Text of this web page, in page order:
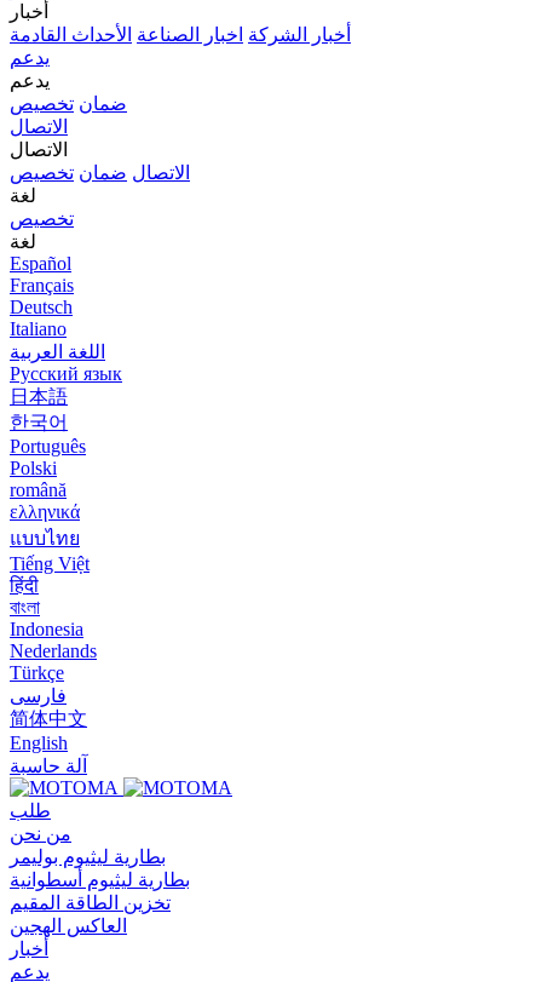
أخبار
أخبار الشركة اخبار الصناعة الأحداث القادمة
يدعم
يدعم
ضمان تخصيص
الاتصال
الاتصال
الاتصال ضمان تخصيص
لغة
تخصيص
لغة
Español
Français
Deutsch
Italiano
اللغة العربية
Русский язык
日本語
한국어
Português
Polski
română
ελληνικά
แบบไทย
Tiếng Việt
हिंदी
বাংলা
Indonesia
Nederlands
Türkçe
فارسی
简体中文
English
آلة حاسبة
طلب
من نحن
بطارية ليثيوم بوليمر
بطارية ليثيوم أسطوانية
تخزين الطاقة المقيم
العاكس الهجين
أخبار
يدعم